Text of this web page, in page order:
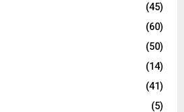
(45)
(60)
(50)
(14)
(41)
(5)